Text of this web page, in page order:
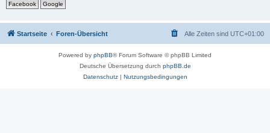
Facebook Google
Startseite Foren-Übersicht Alle Zeiten sind UTC+01:00
Powered by phpBB® Forum Software © phpBB Limited
Deutsche Übersetzung durch phpBB.de
Datenschutz| Nutzungsbedingungen